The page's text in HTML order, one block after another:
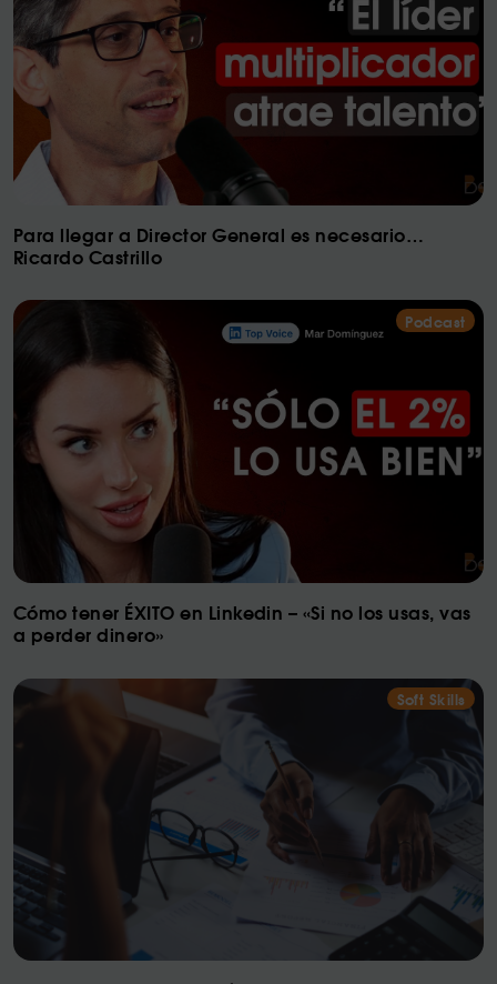
Para llegar a Director General es necesario…
Ricardo Castrillo
Podcast
Cómo tener ÉXITO en Linkedin – «Si no los usas, vas
a perder dinero»
Soft Skills